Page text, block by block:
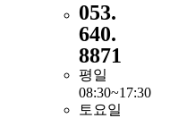
053.
640.
8871
평일
08:30~17:30
토요일